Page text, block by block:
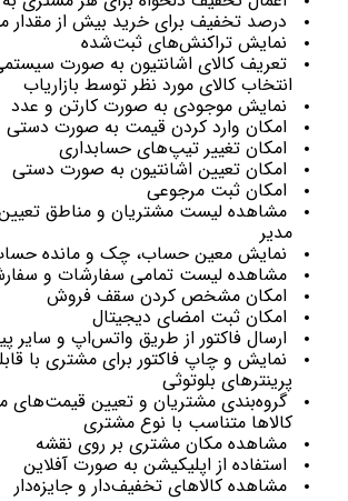
‌درصد تخفیف برای خرید بیش از
‌نمایش تراکنش‌های ثبت‌شده
‌تعریف کالای اشانتیون به صورت
انتخاب کالای مورد نظر توسط بازاریاب
‌نمایش موجودی به صورت کارتن و عدد
‌امکان وارد کردن قیمت به صورت دستی
‌امکان تغییر تیپ‌های حسابداری
‌امکان تعیین اشانتیون به صورت دستی
‌امکان ثبت مرجوعی
‌مشاهده لیست مشتریان و مناطق
مدیر
‌نمایش معین حساب، چک و مانده
‌مشاهده لیست تمامی سفارشات و
‌امکان مشخص کردن سقف فروش
‌امکان ثبت امضای دیجیتال
‌ارسال فاکتور از طریق واتس‌اپ و سایر
‌نمایش و چاپ فاکتور برای مشتری با
پرینترهای بلوتوثی
‌گروه‌بندی مشتریان و تعیین قیمت‌های
کالاها متناسب با نوع مشتری
‌مشاهده مکان مشتری بر روی نقشه
‌استفاده از اپلیکیشن به صورت آفلاین
‌مشاهده کالاهای تخفیف‌دار و جایزه‌دار